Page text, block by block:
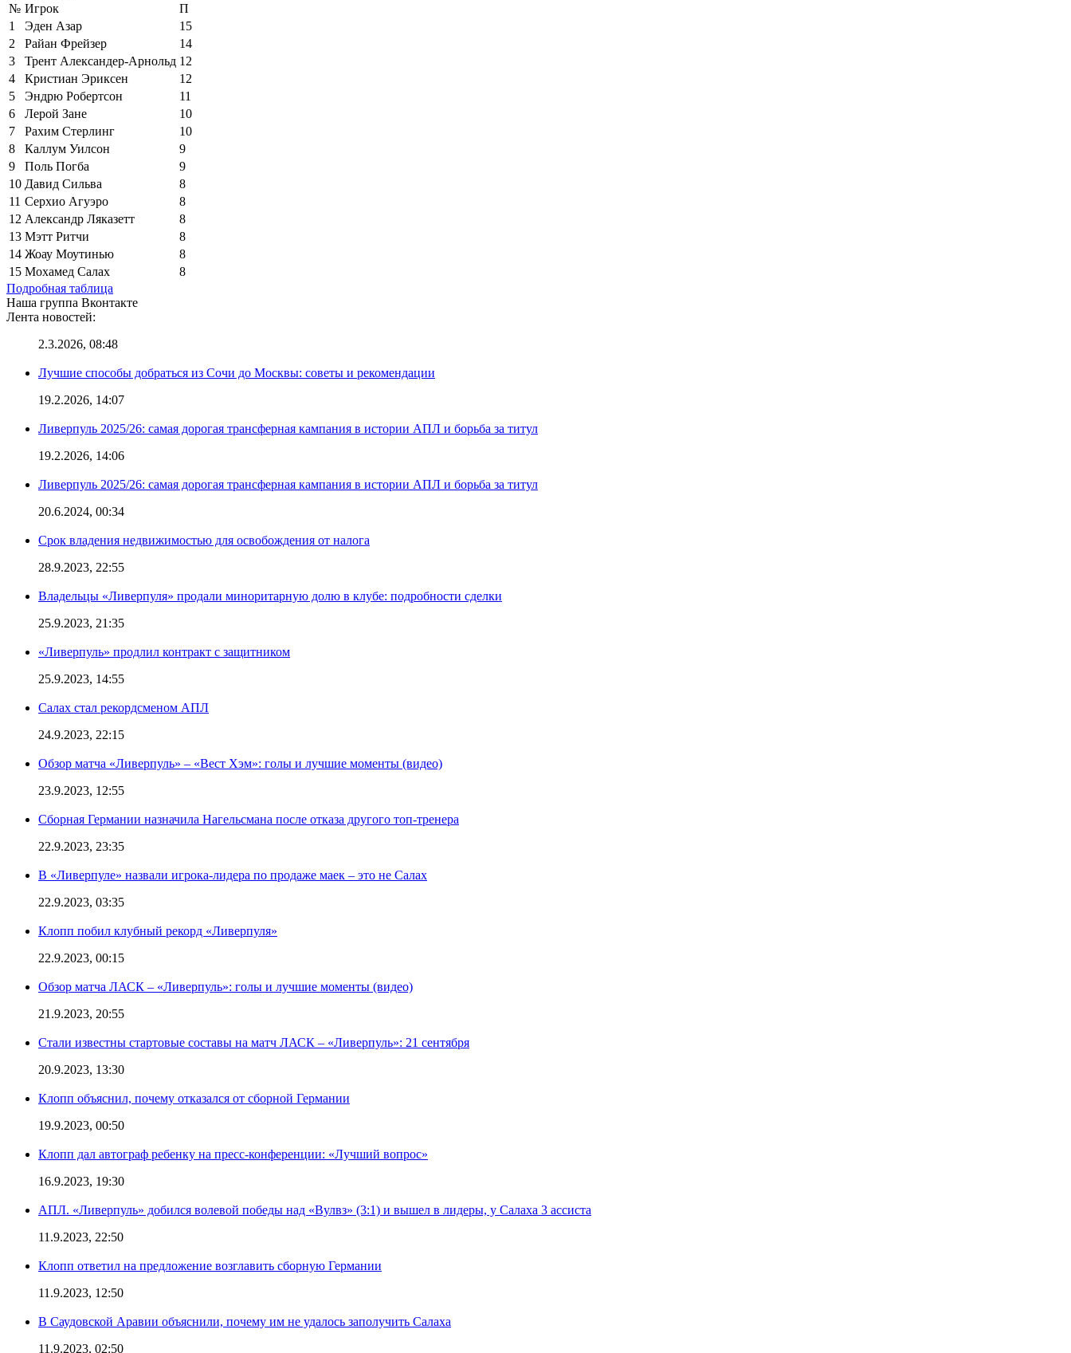
№ Игрок
П
1
Эден Азар
15
2
Райан Фрейзер
14
3
Трент Александер-Арнольд 12
4
Кристиан Эриксен
12
5
Эндрю Робертсон
11
6
Лерой Зане
10
7
Рахим Стерлинг
10
8
Каллум Уилсон
9
9
Поль Погба
9
10 Давид Сильва
8
11 Серхио Агуэро
8
12 Александр Ляказетт
8
13 Мэтт Ритчи
8
14 Жоау Моутинью
8
15 Мохамед Салах
8
Подробная таблица
Наша группа Вконтакте
Лента новостей:
2.3.2026, 08:48
Лучшие способы добраться из Сочи до Москвы: советы и рекомендации
19.2.2026, 14:07
Ливерпуль 2025/26: самая дорогая трансферная кампания в истории АПЛ и борьба за титул
19.2.2026, 14:06
Ливерпуль 2025/26: самая дорогая трансферная кампания в истории АПЛ и борьба за титул
20.6.2024, 00:34
Срок владения недвижимостью для освобождения от налога
28.9.2023, 22:55
Владельцы «Ливерпуля» продали миноритарную долю в клубе: подробности сделки
25.9.2023, 21:35
«Ливерпуль» продлил контракт с защитником
25.9.2023, 14:55
Салах стал рекордсменом АПЛ
24.9.2023, 22:15
Обзор матча «Ливерпуль» – «Вест Хэм»: голы и лучшие моменты (видео)
23.9.2023, 12:55
Сборная Германии назначила Нагельсмана после отказа другого топ-тренера
22.9.2023, 23:35
В «Ливерпуле» назвали игрока-лидера по продаже маек – это не Салах
22.9.2023, 03:35
Клопп побил клубный рекорд «Ливерпуля»
22.9.2023, 00:15
Обзор матча ЛАСК – «Ливерпуль»: голы и лучшие моменты (видео)
21.9.2023, 20:55
Стали известны стартовые составы на матч ЛАСК – «Ливерпуль»: 21 сентября
20.9.2023, 13:30
Клопп объяснил, почему отказался от сборной Германии
19.9.2023, 00:50
Клопп дал автограф ребенку на пресс-конференции: «Лучший вопрос»
16.9.2023, 19:30
АПЛ. «Ливерпуль» добился волевой победы над «Вулвз» (3:1) и вышел в лидеры, у Салаха 3 ассиста
11.9.2023, 22:50
Клопп ответил на предложение возглавить сборную Германии
11.9.2023, 12:50
В Саудовской Аравии объяснили, почему им не удалось заполучить Салаха
11.9.2023, 02:50